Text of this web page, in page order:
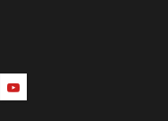
Youtube